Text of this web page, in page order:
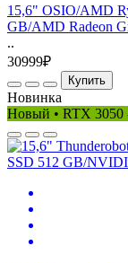
15,6" OSIO/AMD
GB/AMD Radeon
..
30999₽
Купить
Новинка
Новый • RTX 3050